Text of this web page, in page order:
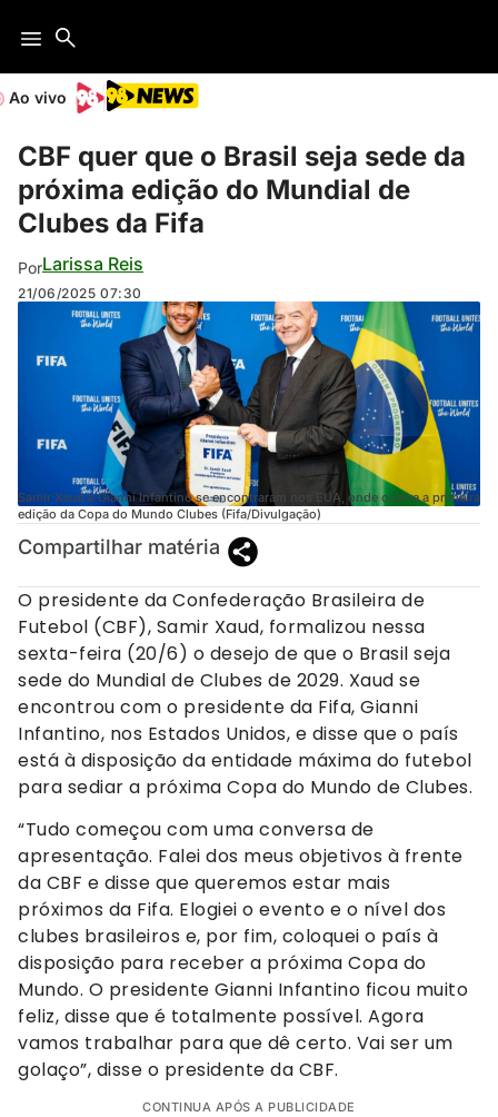
Ao vivo
CBF quer que o Brasil seja sede da
próxima edição do Mundial de
Clubes da Fifa
PorLarissa Reis
21/06/2025 07:30
Samir Xaud e Gianni Infantino se encontraram nos EUA, onde ocorre a primeira
edição da Copa do Mundo Clubes (Fifa/Divulgação)
Compartilhar matéria
O presidente da Confederação Brasileira de
Futebol (CBF), Samir Xaud, formalizou nessa
sexta-feira (20/6) o desejo de que o Brasil seja
sede do Mundial de Clubes de 2029. Xaud se
encontrou com o presidente da Fifa, Gianni
Infantino, nos Estados Unidos, e disse que o país
está à disposição da entidade máxima do futebol
para sediar a próxima Copa do Mundo de Clubes.
“Tudo começou com uma conversa de
apresentação. Falei dos meus objetivos à frente
da CBF e disse que queremos estar mais
próximos da Fifa. Elogiei o evento e o nível dos
clubes brasileiros e, por fim, coloquei o país à
disposição para receber a próxima Copa do
Mundo. O presidente Gianni Infantino ficou muito
feliz, disse que é totalmente possível. Agora
vamos trabalhar para que dê certo. Vai ser um
golaço”, disse o presidente da CBF.
CONTINUA APÓS A PUBLICIDADE